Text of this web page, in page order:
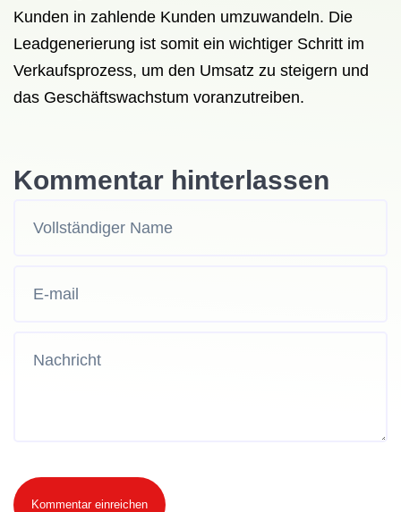
Kunden in zahlende Kunden umzuwandeln. Die
Leadgenerierung ist somit ein wichtiger Schritt im
Verkaufsprozess, um den Umsatz zu steigern und
das Geschäftswachstum voranzutreiben.
Kommentar hinterlassen
Kommentar einreichen